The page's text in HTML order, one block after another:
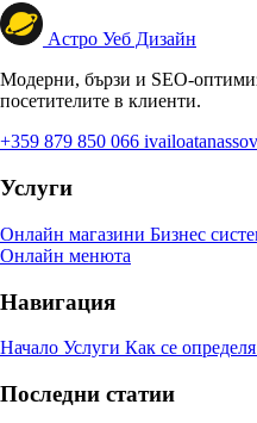
Астро Уеб Дизайн
Модерни, бързи и SEO-
посетителите в клиенти.
+359 879 850 066
Услуги
Онлайн магазини Бизнес
Онлайн менюта
Навигация
Начало Услуги Как се
Последни статии